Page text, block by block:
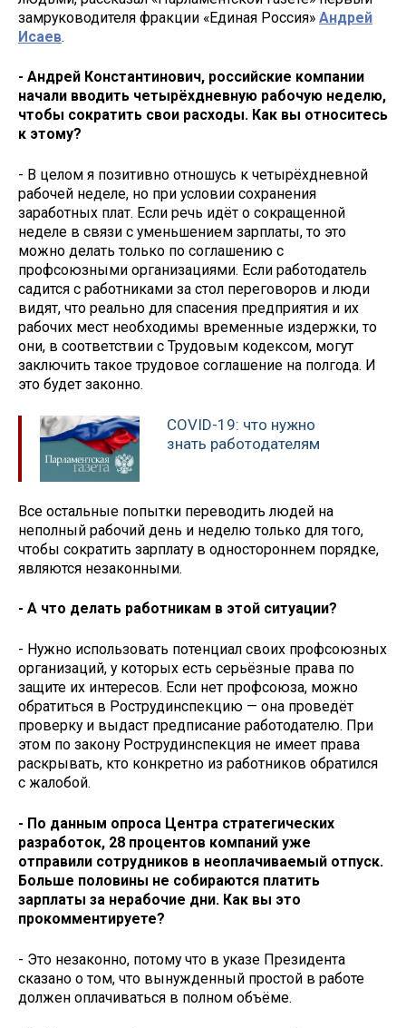
замруководителя фракции «Единая Россия» Андрей
Исаев.
- Андрей Константинович, российские компании
начали вводить четырёхдневную рабочую неделю,
чтобы сократить свои расходы. Как вы относитесь
к этому?
- В целом я позитивно отношусь к четырёхдневной
рабочей неделе, но при условии сохранения
заработных плат. Если речь идёт о сокращенной
неделе в связи с уменьшением зарплаты, то это
можно делать только по соглашению с
профсоюзными организациями. Если работодатель
садится с работниками за стол переговоров и люди
видят, что реально для спасения предприятия и их
рабочих мест необходимы временные издержки, то
они, в соответствии с Трудовым кодексом, могут
заключить такое трудовое соглашение на полгода. И
это будет законно.
COVID-19: что нужно
знать работодателям
Все остальные попытки переводить людей на
неполный рабочий день и неделю только для того,
чтобы сократить зарплату в одностороннем порядке,
являются незаконными.
- А что делать работникам в этой ситуации?
- Нужно использовать потенциал своих профсоюзных
организаций, у которых есть серьёзные права по
защите их интересов. Если нет профсоюза, можно
обратиться в Рострудинспекцию — она проведёт
проверку и выдаст предписание работодателю. При
этом по закону Рострудинспекция не имеет права
раскрывать, кто конкретно из работников обратился
с жалобой.
- По данным опроса Центра стратегических
разработок, 28 процентов компаний уже
отправили сотрудников в неоплачиваемый отпуск.
Больше половины не собираются платить
зарплаты за нерабочие дни. Как вы это
прокомментируете?
- Это незаконно, потому что в указе Президента
сказано о том, что вынужденный простой в работе
должен оплачиваться в полном объёме.